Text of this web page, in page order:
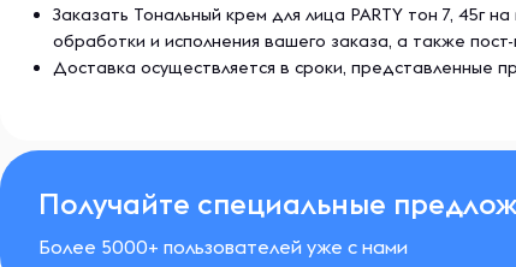
Заказать Тональный крем для лица PARTY тон 7, 45г
обработки и исполнения вашего заказа, а также
Доставка осуществляется в сроки, представленные
Получайте специальные
Более 5000+ пользователей уже с нами